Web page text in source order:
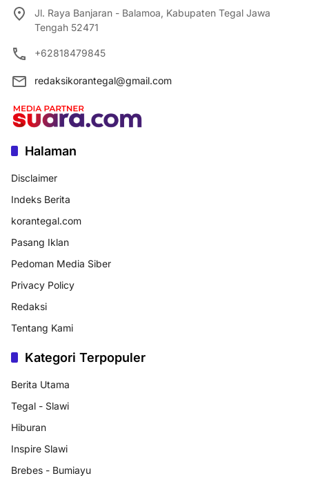
Jl. Raya Banjaran - Balamoa, Kabupaten Tegal Jawa
Tengah 52471
+62818479845
redaksikorantegal@gmail.com
Halaman
Disclaimer
Indeks Berita
korantegal.com
Pasang Iklan
Pedoman Media Siber
Privacy Policy
Redaksi
Tentang Kami
Kategori Terpopuler
Berita Utama
Tegal - Slawi
Hiburan
Inspire Slawi
Brebes - Bumiayu